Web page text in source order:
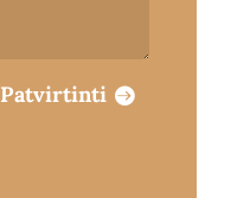
Patvirtinti